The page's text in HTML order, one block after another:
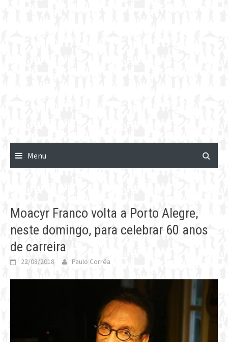
Menu
Moacyr Franco volta a Porto Alegre,
neste domingo, para celebrar 60 anos
de carreira
22/08/2018 Paulo Corrêa